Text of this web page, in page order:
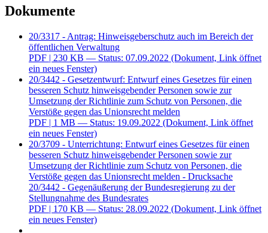
Dokumente
20/3317 - Antrag: Hinweisgeberschutz auch im Bereich der
öffentlichen Verwaltung
PDF | 230 KB — Status: 07.09.2022 (Dokument, Link öffnet
ein neues Fenster)
20/3442 - Gesetzentwurf: Entwurf eines Gesetzes für einen
besseren Schutz hinweisgebender Personen sowie zur
Umsetzung der Richtlinie zum Schutz von Personen, die
Verstöße gegen das Unionsrecht melden
PDF | 1 MB — Status: 19.09.2022 (Dokument, Link öffnet
ein neues Fenster)
20/3709 - Unterrichtung: Entwurf eines Gesetzes für einen
besseren Schutz hinweisgebender Personen sowie zur
Umsetzung der Richtlinie zum Schutz von Personen, die
Verstöße gegen das Unionsrecht melden - Drucksache
20/3442 - Gegenäußerung der Bundesregierung zu der
Stellungnahme des Bundesrates
PDF | 170 KB — Status: 28.09.2022 (Dokument, Link öffnet
ein neues Fenster)